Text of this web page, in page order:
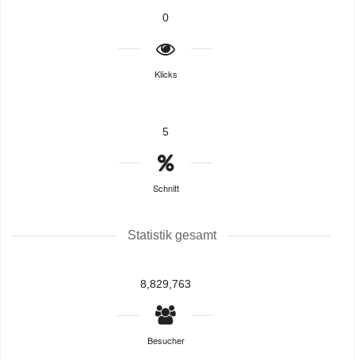
0
Klicks
5
Schnitt
Statistik gesamt
8,829,763
Besucher